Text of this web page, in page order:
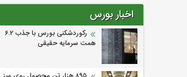
اخبار بورس
رکوردشکنی بورس با جذب ۶.۲
همت سرمایه حقیقی